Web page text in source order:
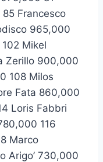
Francesco
965,000
Mikel
Zerillo 900,000
108 Milos
Fata 860,000
Loris Fabbri
116
Marco
Arigo’ 730,000